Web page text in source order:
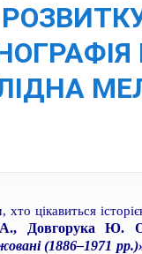
хто цікавиться
А., Довгорука Ю.
(1886–1971